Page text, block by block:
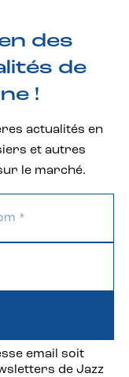
des
de
!
actualités en
et autres
le marché.
email soit
de Jazz